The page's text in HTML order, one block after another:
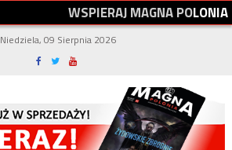
WSPIERAJMAGNAPOLONIA
Niedziela, 09 Sierpnia 2026